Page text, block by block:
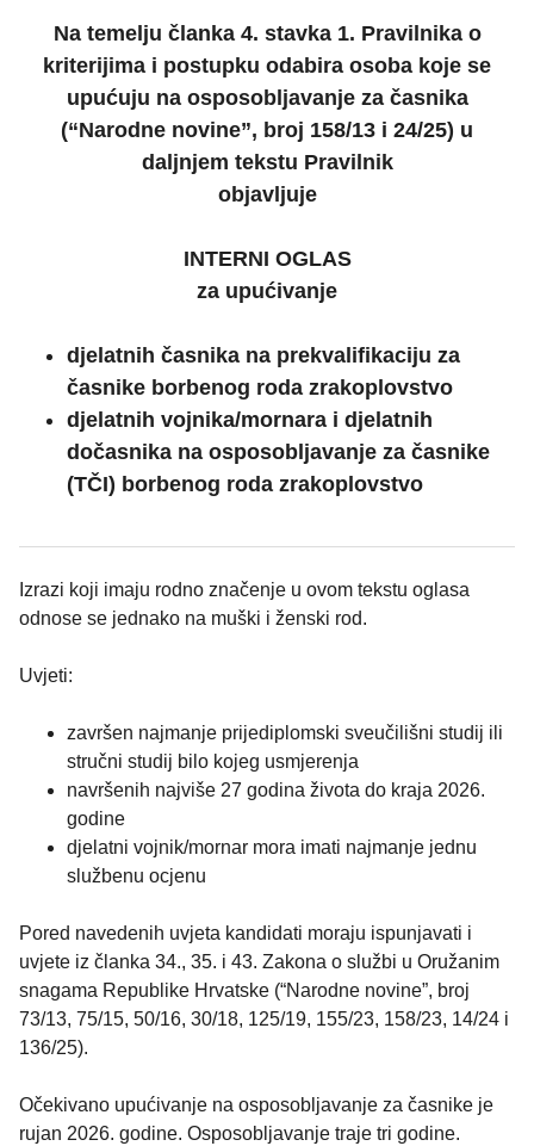
Na temelju članka 4. stavka 1. Pravilnika o
kriterijima i postupku odabira osoba koje se
upućuju na osposobljavanje za časnika
(“Narodne novine”, broj 158/13 i 24/25) u
daljnjem tekstu Pravilnik
objavljuje
INTERNI OGLAS
za upućivanje
djelatnih časnika na prekvalifikaciju za
časnike borbenog roda zrakoplovstvo
djelatnih vojnika/mornara i djelatnih
dočasnika na osposobljavanje za časnike
(TČI) borbenog roda zrakoplovstvo
Izrazi koji imaju rodno značenje u ovom tekstu oglasa
odnose se jednako na muški i ženski rod.
Uvjeti:
završen najmanje prijediplomski sveučilišni studij ili
stručni studij bilo kojeg usmjerenja
navršenih najviše 27 godina života do kraja 2026.
godine
djelatni vojnik/mornar mora imati najmanje jednu
službenu ocjenu
Pored navedenih uvjeta kandidati moraju ispunjavati i
uvjete iz članka 34., 35. i 43. Zakona o službi u Oružanim
snagama Republike Hrvatske (“Narodne novine”, broj
73/13, 75/15, 50/16, 30/18, 125/19, 155/23, 158/23, 14/24 i
136/25).
Očekivano upućivanje na osposobljavanje za časnike je
rujan 2026. godine. Osposobljavanje traje tri godine.